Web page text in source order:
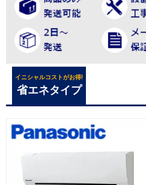
イニシャルコストがお得!
省エネタイプ